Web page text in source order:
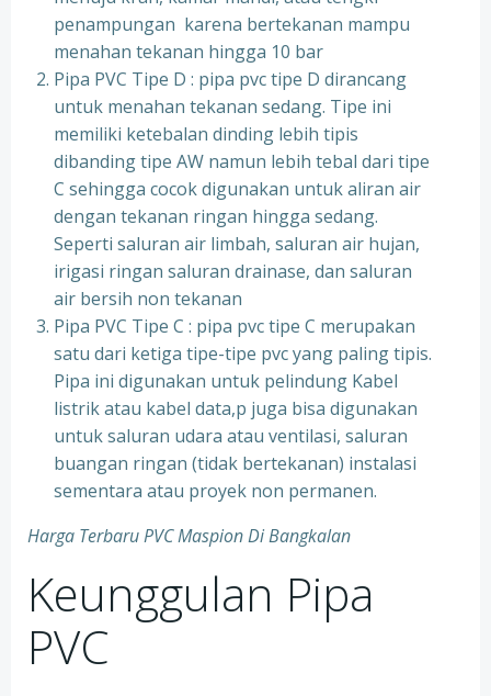
penampungan karena bertekanan mampu
menahan tekanan hingga 10 bar
Pipa PVC Tipe D : pipa pvc tipe D dirancang
untuk menahan tekanan sedang. Tipe ini
memiliki ketebalan dinding lebih tipis
dibanding tipe AW namun lebih tebal dari tipe
C sehingga cocok digunakan untuk aliran air
dengan tekanan ringan hingga sedang.
Seperti saluran air limbah, saluran air hujan,
irigasi ringan saluran drainase, dan saluran
air bersih non tekanan
Pipa PVC Tipe C : pipa pvc tipe C merupakan
satu dari ketiga tipe-tipe pvc yang paling tipis.
Pipa ini digunakan untuk pelindung Kabel
listrik atau kabel data,p juga bisa digunakan
untuk saluran udara atau ventilasi, saluran
buangan ringan (tidak bertekanan) instalasi
sementara atau proyek non permanen.
Harga Terbaru PVC Maspion Di Bangkalan
Keunggulan Pipa
PVC